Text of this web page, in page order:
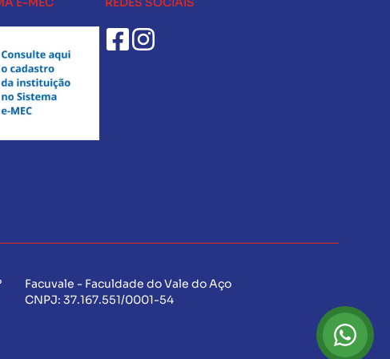
Facuvale - Faculdade do Vale do Aço
CNPJ: 37.167.551/0001-54